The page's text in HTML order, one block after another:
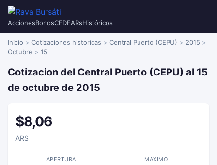
AccionesBonosCEDEARsHistóricos
Inicio Cotizaciones historicas Central Puerto (CEPU)
2015
Octubre
15
Cotizacion del Central Puerto (CEPU) al 15
de octubre de 2015
$8,06
ARS
APERTURA MAXIMO